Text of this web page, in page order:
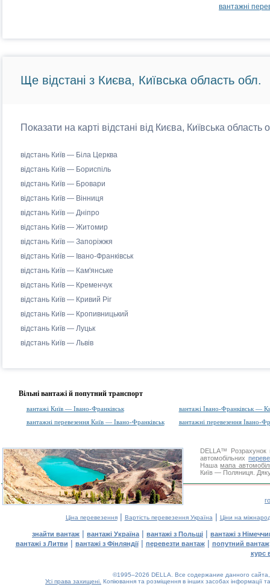
вантажні
Ще відстані з Києва, Київська область обл.
Показати на карті відстані від Києва, Київська
відстань Київ — Біла Церква
відстань Київ — Бориспіль
відстань Київ — Бровари
відстань Київ — Вінниця
відстань Київ — Дніпро
відстань Київ — Житомир
відстань Київ — Запоріжжя
відстань Київ — Івано-Франківськ
відстань Київ — Кам'янське
відстань Київ — Кременчук
відстань Київ — Кривий Ріг
відстань Київ — Кропивницький
відстань Київ — Луцьк
відстань Київ — Львів
Вільні вантажі й попутний транспорт
вантажі Київ — Івано-Франківськ
вантажі Івано-Франківськ —
вантажні перевезення Київ — Івано-Франківськ
вантажні перевезення Івано-
DELLA™
Розрахунок
автомобільних
Нашамапа
Київ — Поляниця.
Ціна перевезення| Вартість перевезення Україна | Ціни на
знайти вантаж | вантажі Україна | вантажі з Польщі | вантажі з
вантажі з Литви | вантажі з Фінляндії| перевезти вантаж| попутний вантаж
курс
©1995–2026 DELLA. Все содержание данного
Усі права захищені. Копіювання та розміщення в інших засобах інформації